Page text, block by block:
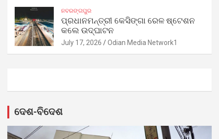
ନବରଙ୍ଗପୁର
ପ୍ରଧାନମନ୍ତ୍ରୀ କେସିଙ୍ଗା ରେଳ ଷ୍ଟେଶନ
କଲେ ଉଦ୍‌ଘାଟନ
July 17, 2026 Odian Media Network1
ଦେଶ-ବିଦେଶ